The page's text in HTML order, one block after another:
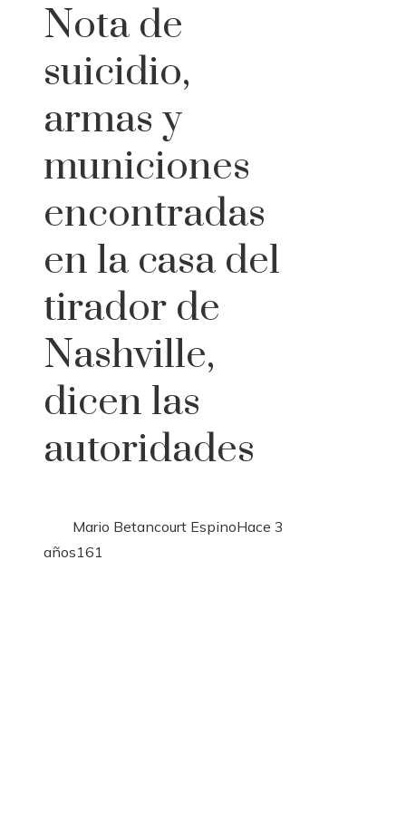
Nota de
suicidio,
armas y
municiones
encontradas
en la casa del
tirador de
Nashville,
dicen las
autoridades
Mario Betancourt EspinoHace 3
años161